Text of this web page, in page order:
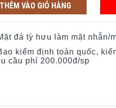
THÊM VÀO GIỎ HÀNG
đá tỳ hưu làm mặt nhẫn/
kiểm định toàn quốc,
cầu phí 200.000đ/sp